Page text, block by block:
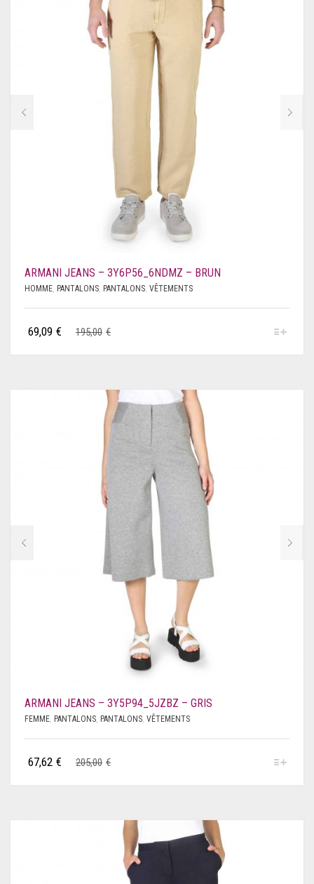
ARMANI JEANS – 3Y6P56_6NDMZ – BRUN
HOMME, PANTALONS, PANTALONS, VÊTEMENTS
195,00 €
69,09 €
ARMANI JEANS – 3Y5P94_5JZBZ – GRIS
FEMME, PANTALONS, PANTALONS, VÊTEMENTS
205,00 €
67,62 €